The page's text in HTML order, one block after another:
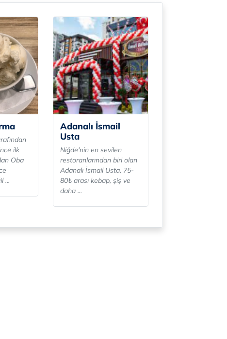
ilk
Oba
...
Adanalı İsmail
Usta
Niğde'nin en sevilen
restoranlarından biri olan
Adanalı İsmail Usta, 75-
80₺ arası kebap, şiş ve
daha ...